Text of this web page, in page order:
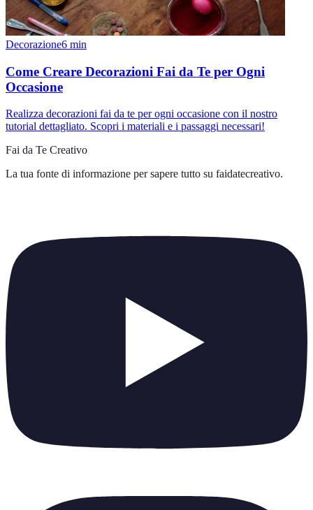
Decorazione6 min
Come Creare Decorazioni Fai da Te per Ogni
Occasione
Realizza decorazioni fai da te per ogni occasione con il nostro
tutorial dettagliato. Scopri i materiali e i passaggi necessari!
Fai da Te Creativo
La tua fonte di informazione per sapere tutto su faidatecreativo.